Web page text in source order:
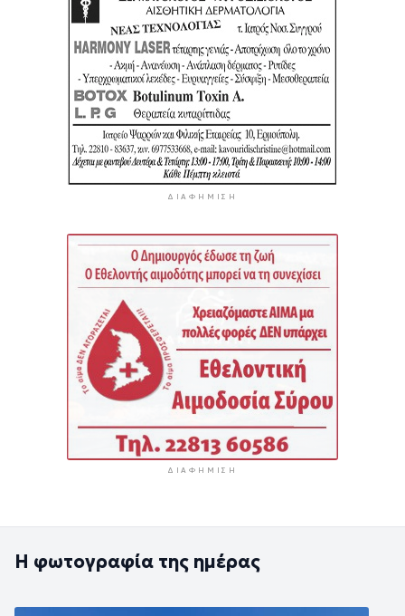
ΔΙΑΦΉΜΙΣΗ
ΔΙΑΦΉΜΙΣΗ
Η φωτογραφία της ημέρας